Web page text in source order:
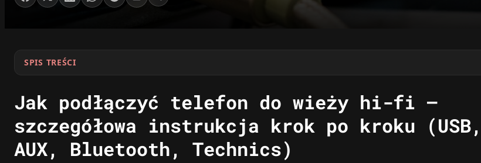
SPIS TREŚCI
Jak podłączyć telefon do wieży hi-fi –
szczegółowa instrukcja krok po kroku (USB,
AUX, Bluetooth, Technics)